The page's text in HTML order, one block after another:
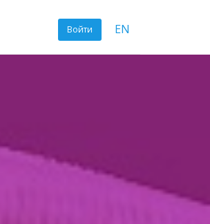
Войти EN